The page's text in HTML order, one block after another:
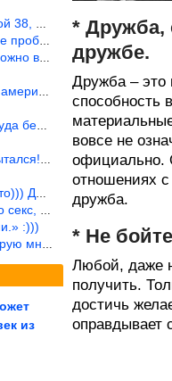
гр
р
эта ф
феминизм?
кошки 10-1
нечего…
Супруж
:)))
вооружение
из
* Дружба,
дружбе.
Дружба – это
способность
вовсе не
официально.
отношениях с
дружба.
* Не
Любой, даже
получить.
достичь
оправдывает